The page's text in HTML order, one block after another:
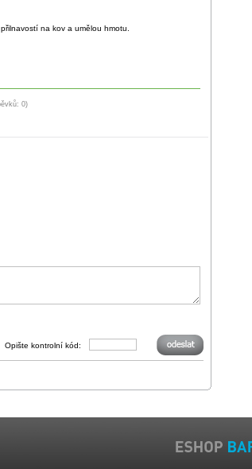
na kov a umělou hmotu.
0)
Opište kontrolní kód: